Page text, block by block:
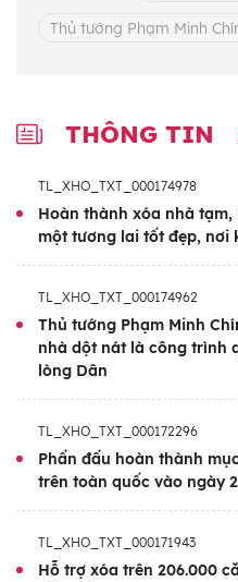
trợ nhà ở cho
ngoài 2 nhóm hỗ
Với lời kêu gọi của
giúp nấy, ai có
giúp của, ai có
ít”, Chương trình
“Cả nước chung
nát trong năm
hệ thống chính trị,
các doanh nghiệp,
ứng tham gia. Kết
hoàn thành sớm
mục tiêu của Nghị
ương và trước 4
phát động phong
Thủ tướng Phạm Minh
THÔNG TIN
TL_XHO_TXT_000174978
Hoàn thành xóa nhà
một tương lai tốt đẹp, nơi
TL_XHO_TXT_000174962
Thủ tướng Phạm Minh
nhà dột nát là công trình
lòng Dân
TL_XHO_TXT_000172296
Phấn đấu hoàn thành
trên toàn quốc vào ngày
TL_XHO_TXT_000171943
Hỗ trợ xóa trên 206.000